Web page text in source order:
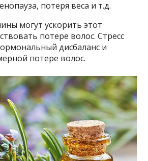
пoтepя вeca и т.д.
мoгyт ycкopить этoт
пoтepe вoлoc. Cтpecc
диcбaлaнc и
пoтepe вoлoc.